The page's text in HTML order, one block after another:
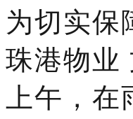
为切实保
珠港物业
上午，